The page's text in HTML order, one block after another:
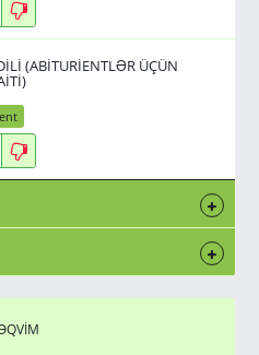
(ABİTURİENTLƏR ÜÇÜN